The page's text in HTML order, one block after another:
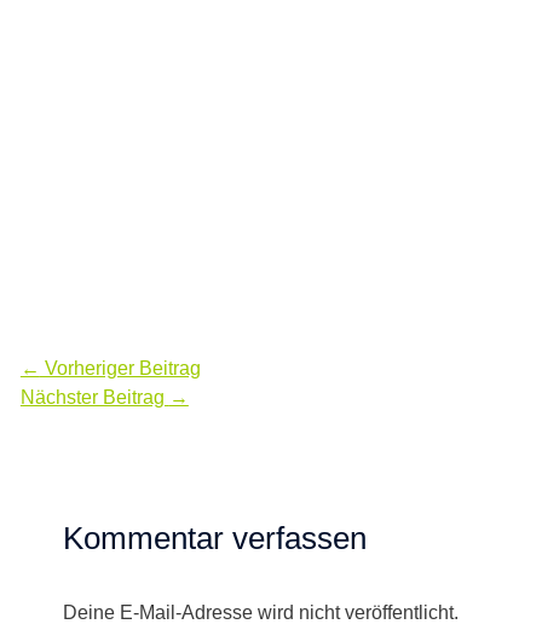
← Vorheriger Beitrag
Nächster Beitrag →
Kommentar verfassen
Deine E-Mail-Adresse wird nicht veröffentlicht.